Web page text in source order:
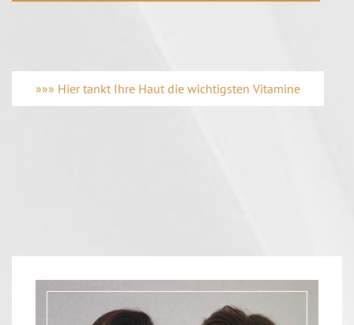
»»» Hier tankt Ihre Haut die wichtigsten Vitamine